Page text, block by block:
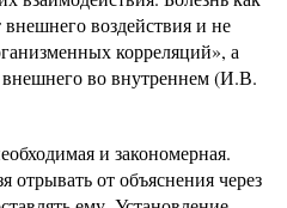
внешнего воздействия и не
корреляций», а
во внутреннем (И.В.
и закономерная.
отрывать от объяснения через